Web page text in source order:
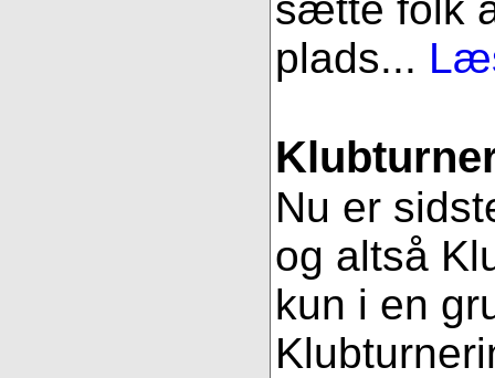
plads...
Nu er
og altså
kun i en